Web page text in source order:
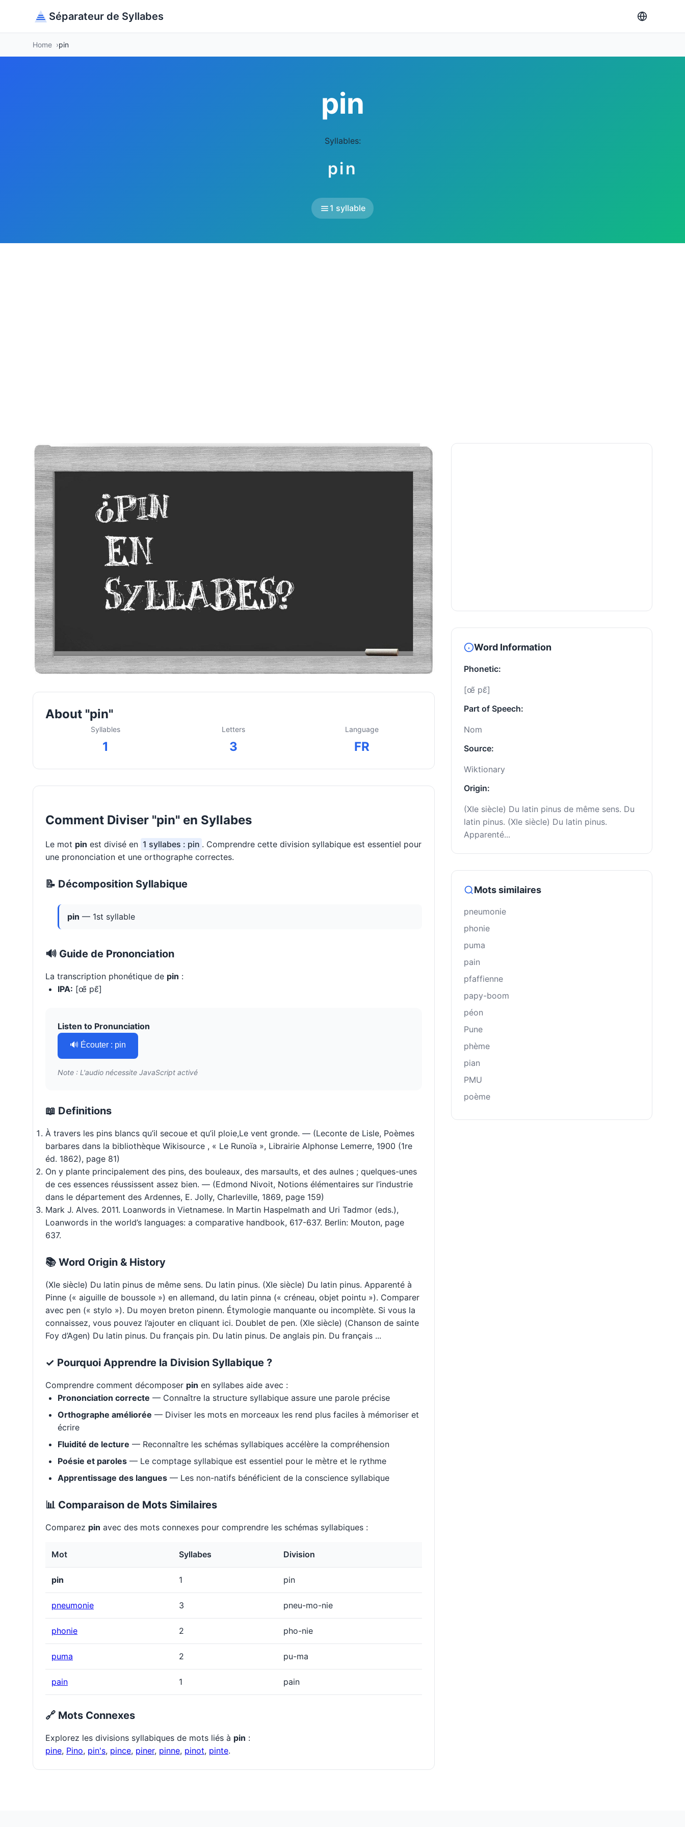
Séparateur de Syllabes
Home pin
pin
Syllables:
pin
1 syllable
About "pin"
Syllables
1
Letters
3
Language
FR
Comment Diviser "pin" en Syllabes
Le mot pin est divisé en 1 syllabes : pin . Comprendre cette division syllabique est essentiel pour
une prononciation et une orthographe correctes.
📝 Décomposition Syllabique
pin — 1st syllable
🔊 Guide de Prononciation
La transcription phonétique de pin :
IPA: [œ̃ pɛ̃]
Listen to Pronunciation
🔊 Écouter : pin
Note : L'audio nécessite JavaScript activé
📖 Definitions
À travers les pins blancs qu’il secoue et qu’il ploie,Le vent gronde. — (Leconte de Lisle, Poèmes
barbares dans la bibliothèque Wikisource , « Le Runoïa », Librairie Alphonse Lemerre, 1900 (1re
éd. 1862), page 81)
On y plante principalement des pins, des bouleaux, des marsaults, et des aulnes ; quelques-unes
de ces essences réussissent assez bien. — (Edmond Nivoit, Notions élémentaires sur l’industrie
dans le département des Ardennes, E. Jolly, Charleville, 1869, page 159)
Mark J. Alves. 2011. Loanwords in Vietnamese. In Martin Haspelmath and Uri Tadmor (eds.),
Loanwords in the world’s languages: a comparative handbook, 617-637. Berlin: Mouton, page
637.
📚 Word Origin & History
(XIe siècle) Du latin pinus de même sens. Du latin pinus. (XIe siècle) Du latin pinus. Apparenté à
Pinne (« aiguille de boussole ») en allemand, du latin pinna (« créneau, objet pointu »). Comparer
avec pen (« stylo »). Du moyen breton pinenn. Étymologie manquante ou incomplète. Si vous la
connaissez, vous pouvez l’ajouter en cliquant ici. Doublet de pen. (XIe siècle) (Chanson de sainte
Foy d’Agen) Du latin pinus. Du français pin. Du latin pinus. De anglais pin. Du français ...
✓ Pourquoi Apprendre la Division Syllabique ?
Comprendre comment décomposer pin en syllabes aide avec :
Prononciation correcte — Connaître la structure syllabique assure une parole précise
Orthographe améliorée — Diviser les mots en morceaux les rend plus faciles à mémoriser et
écrire
Fluidité de lecture — Reconnaître les schémas syllabiques accélère la compréhension
Poésie et paroles — Le comptage syllabique est essentiel pour le mètre et le rythme
Apprentissage des langues — Les non-natifs bénéficient de la conscience syllabique
📊 Comparaison de Mots Similaires
Comparez pin avec des mots connexes pour comprendre les schémas syllabiques :
Mot Syllabes Division
pin 1 pin
pneumonie 3 pneu-mo-nie
phonie 2 pho-nie
puma 2 pu-ma
pain 1 pain
🔗 Mots Connexes
Explorez les divisions syllabiques de mots liés à pin :
pine, Pino, pin's, pince, piner, pinne, pinot, pinte.
Word Information
Phonetic:
[œ̃ pɛ̃]
Part of Speech:
Nom
Source:
Wiktionary
Origin:
(XIe siècle) Du latin pinus de même sens. Du
latin pinus. (XIe siècle) Du latin pinus.
Apparenté...
Mots similaires
pneumonie
phonie
puma
pain
pfaffienne
papy-boom
péon
Pune
phème
pian
PMU
poème